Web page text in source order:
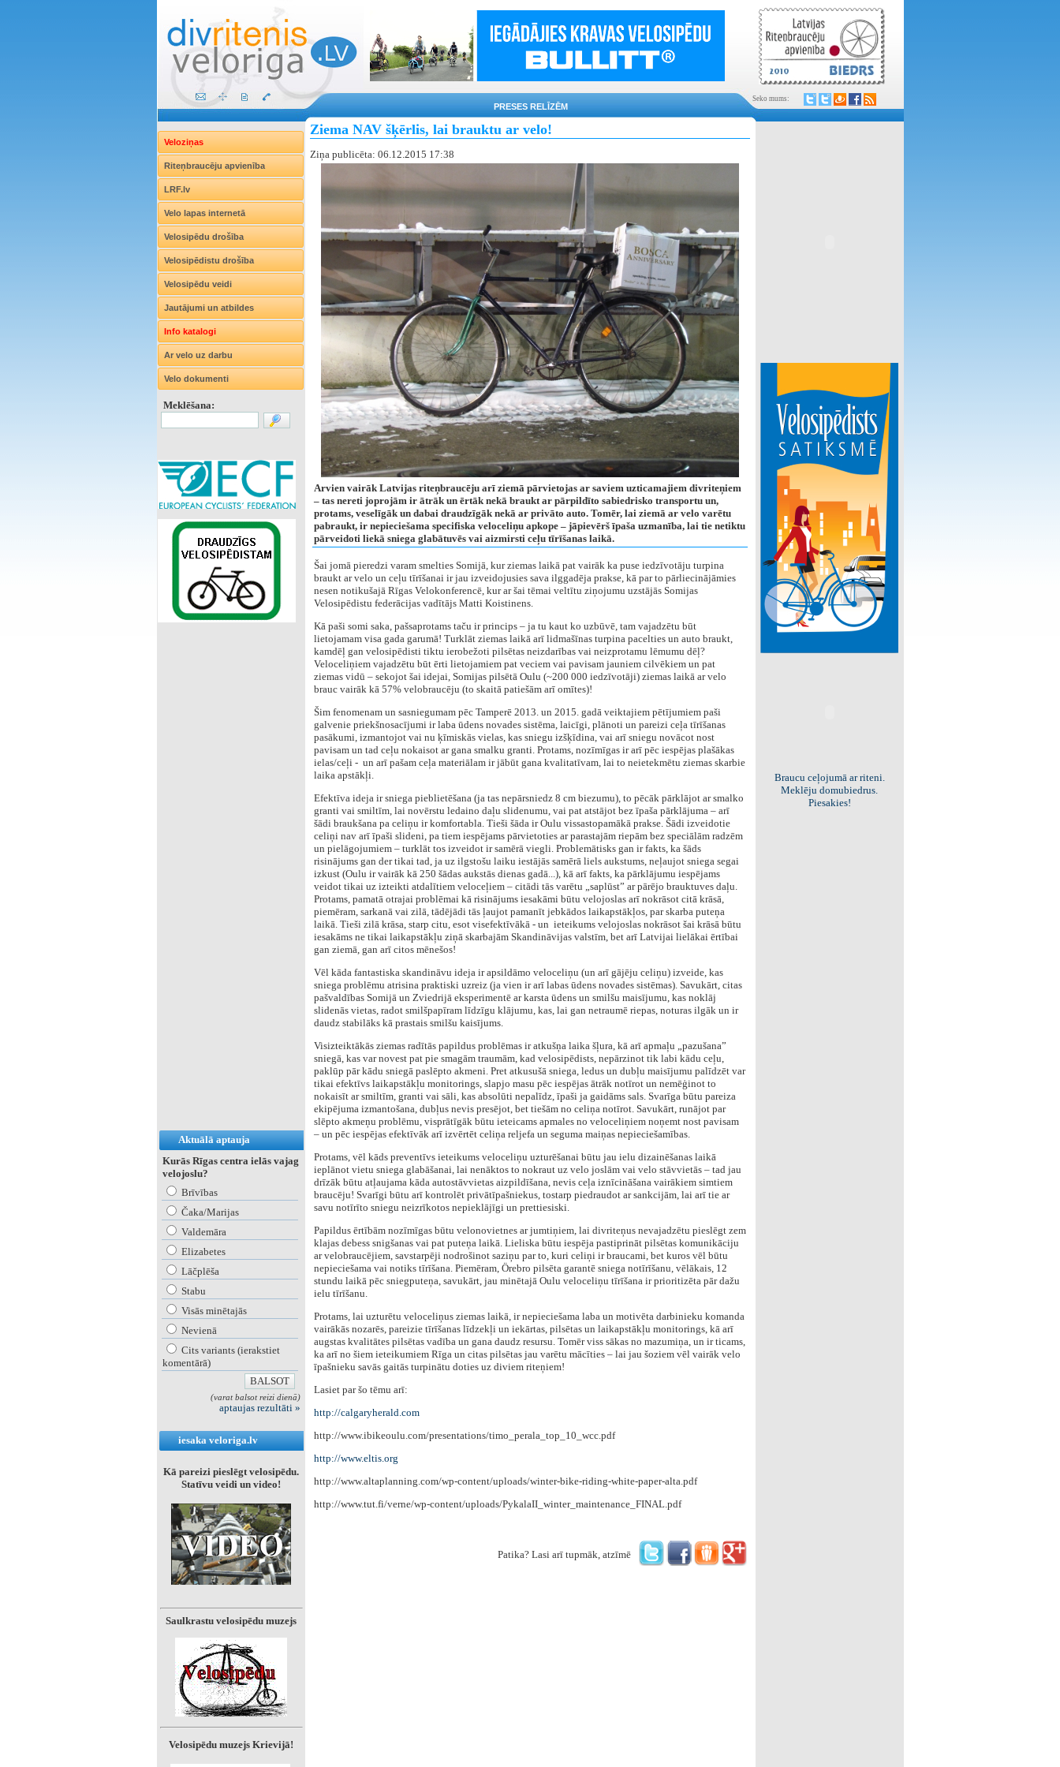
PRESES RELĪZĒM
Seko mums:
Veloziņas
Riteņbraucēju apvienība
LRF.lv
Velo lapas internetā
Velosipēdu drošība
Velosipēdistu drošība
Velosipēdu veidi
Jautājumi un atbildes
Info katalogi
Ar velo uz darbu
Velo dokumenti
Meklēšana:
Aktuālā aptauja
Kurās Rīgas centra ielās vajag
velojoslu?
Brīvības
Čaka/Marijas
Valdemāra
Elizabetes
Lāčplēša
Stabu
Visās minētajās
Nevienā
Cits variants (ierakstiet
komentārā)
(varat balsot reizi dienā)
aptaujas rezultāti »
iesaka veloriga.lv
Kā pareizi pieslēgt velosipēdu.
Statīvu veidi un video!
Saulkrastu velosipēdu muzejs
Velosipēdu muzejs Krievijā!
Ziema NAV šķērlis, lai brauktu ar velo!
Ziņa publicēta: 06.12.2015 17:38
Arvien vairāk Latvijas riteņbraucēju arī ziemā pārvietojas ar saviem uzticamajiem divriteņiem
– tas nereti joprojām ir ātrāk un ērtāk nekā braukt ar pārpildīto sabiedrisko transportu un,
protams, veselīgāk un dabai draudzīgāk nekā ar privāto auto. Tomēr, lai ziemā ar velo varētu
pabraukt, ir nepieciešama specifiska veloceliņu apkope – jāpievērš īpaša uzmanība, lai tie netiktu
pārveidoti liekā sniega glabātuvēs vai aizmirsti ceļu tīrīšanas laikā.
Šai jomā pieredzi varam smelties Somijā, kur ziemas laikā pat vairāk ka puse iedzīvotāju turpina
braukt ar velo un ceļu tīrīšanai ir jau izveidojusies sava ilggadēja prakse, kā par to pārliecinājāmies
nesen notikušajā Rīgas Velokonferencē, kur ar šai tēmai veltītu ziņojumu uzstājās Somijas
Velosipēdistu federācijas vadītājs Matti Koistinens.
‌Kā paši somi saka, pašsaprotams taču ir princips – ja tu kaut ko uzbūvē, tam vajadzētu būt
lietojamam visa gada garumā! Turklāt ziemas laikā arī lidmašīnas turpina pacelties un auto braukt,
kamdēļ gan velosipēdisti tiktu ierobežoti pilsētas neizdarības vai neizprotamu lēmumu dēļ?
Veloceliņiem vajadzētu būt ērti lietojamiem pat veciem vai pavisam jauniem cilvēkiem un pat
ziemas vidū – sekojot šai idejai, Somijas pilsētā Oulu (~200 000 iedzīvotāji) ziemas laikā ar velo
brauc vairāk kā 57% velobraucēju (to skaitā patiešām arī omītes)!
‌Šim fenomenam un sasniegumam pēc Tamperē 2013. un 2015. gadā veiktajiem pētījumiem paši
galvenie priekšnosacījumi ir laba ūdens novades sistēma, laicīgi, plānoti un pareizi ceļa tīrīšanas
pasākumi, izmantojot vai nu ķīmiskās vielas, kas sniegu izšķīdina, vai arī sniegu novācot nost
pavisam un tad ceļu nokaisot ar gana smalku granti. Protams, nozīmīgas ir arī pēc iespējas plašākas
ielas/ceļi - un arī pašam ceļa materiālam ir jābūt gana kvalitatīvam, lai to neietekmētu ziemas skarbie
laika apstākļi.
‌Efektīva ideja ir sniega pieblietēšana (ja tas nepārsniedz 8 cm biezumu), to pēcāk pārklājot ar smalko
granti vai smiltīm, lai novērstu ledaino daļu slidenumu, vai pat atstājot bez īpaša pārklājuma – arī
šādi braukšana pa celiņu ir komfortabla. Tieši šāda ir Oulu vissastopamākā prakse. Šādi izveidotie
celiņi nav arī īpaši slideni, pa tiem iespējams pārvietoties ar parastajām riepām bez speciālām radzēm
un pielāgojumiem – turklāt tos izveidot ir samērā viegli. Problemātisks gan ir fakts, ka šāds
risinājums gan der tikai tad, ja uz ilgstošu laiku iestājās samērā liels aukstums, neļaujot sniega segai
izkust (Oulu ir vairāk kā 250 šādas aukstās dienas gadā...), kā arī fakts, ka pārklājumu iespējams
veidot tikai uz izteikti atdalītiem veloceļiem – citādi tās varētu „saplūst” ar pārējo brauktuves daļu.
Protams, pamatā otrajai problēmai kā risinājums iesakāmi būtu velojoslas arī nokrāsot citā krāsā,
piemēram, sarkanā vai zilā, tādējādi tās ļaujot pamanīt jebkādos laikapstākļos, par skarba puteņa
laikā. Tieši zilā krāsa, starp citu, esot visefektīvākā - un ieteikums velojoslas nokrāsot šai krāsā būtu
iesakāms ne tikai laikapstākļu ziņā skarbajām Skandināvijas valstīm, bet arī Latvijai lielākai ērtībai
gan ziemā, gan arī citos mēnešos!
‌Vēl kāda fantastiska skandināvu ideja ir apsildāmo veloceliņu (un arī gājēju celiņu) izveide, kas
sniega problēmu atrisina praktiski uzreiz (ja vien ir arī labas ūdens novades sistēmas). Savukārt, citas
pašvaldības Somijā un Zviedrijā eksperimentē ar karsta ūdens un smilšu maisījumu, kas noklāj
slidenās vietas, radot smilšpapīram līdzīgu klājumu, kas, lai gan netraumē riepas, noturas ilgāk un ir
daudz stabilāks kā prastais smilšu kaisījums.
‌Visizteiktākās ziemas radītās papildus problēmas ir atkušņa laika šļura, kā arī apmaļu „pazušana”
sniegā, kas var novest pat pie smagām traumām, kad velosipēdists, nepārzinot tik labi kādu ceļu,
paklūp pār kādu sniegā paslēpto akmeni. Pret atkusušā sniega, ledus un dubļu maisījumu palīdzēt var
tikai efektīvs laikapstākļu monitorings, slapjo masu pēc iespējas ātrāk notīrot un nemēģinot to
nokaisīt ar smiltīm, granti vai sāli, kas absolūti nepalīdz, īpaši ja gaidāms sals. Svarīga būtu pareiza
ekipējuma izmantošana, dubļus nevis presējot, bet tiešām no celiņa notīrot. Savukārt, runājot par
slēpto akmeņu problēmu, visprātīgāk būtu ieteicams apmales no veloceliņiem noņemt nost pavisam
– un pēc iespējas efektīvāk arī izvērtēt celiņa reljefa un seguma maiņas nepieciešamības.
‌Protams, vēl kāds preventīvs ieteikums veloceliņu uzturēšanai būtu jau ielu dizainēšanas laikā
ieplānot vietu sniega glabāšanai, lai nenāktos to nokraut uz velo joslām vai velo stāvvietās – tad jau
drīzāk būtu atļaujama kāda autostāvvietas aizpildīšana, nevis ceļa iznīcināšana vairākiem simtiem
braucēju! Svarīgi būtu arī kontrolēt privātīpašniekus, tostarp piedraudot ar sankcijām, lai arī tie ar
savu notīrīto sniegu neizrīkotos nepieklājīgi un prettiesiski.
‌Papildus ērtībām nozīmīgas būtu velonovietnes ar jumtiņiem, lai divriteņus nevajadzētu pieslēgt zem
klajas debess snigšanas vai pat puteņa laikā. Lieliska būtu iespēja pastiprināt pilsētas komunikāciju
ar velobraucējiem, savstarpēji nodrošinot saziņu par to, kuri celiņi ir braucami, bet kuros vēl būtu
nepieciešama vai notiks tīrīšana. Piemēram, Örebro pilsēta garantē sniega notīrīšanu, vēlākais, 12
stundu laikā pēc sniegputeņa, savukārt, jau minētajā Oulu veloceliņu tīrīšana ir prioritizēta pār dažu
ielu tīrīšanu.
‌Protams, lai uzturētu veloceliņus ziemas laikā, ir nepieciešama laba un motivēta darbinieku komanda
vairākās nozarēs, pareizie tīrīšanas līdzekļi un iekārtas, pilsētas un laikapstākļu monitorings, kā arī
augstas kvalitātes pilsētas vadība un gana daudz resursu. Tomēr viss sākas no mazumiņa, un ir ticams,
ka arī no šiem ieteikumiem Rīga un citas pilsētas jau varētu mācīties – lai jau šoziem vēl vairāk velo
īpašnieku savās gaitās turpinātu doties uz diviem riteņiem!
‌Lasiet par šo tēmu arī:
http://calgaryherald.com
‌http://www.ibikeoulu.com/presentations/timo_perala_top_10_wcc.pdf
http://www.eltis.org
‌http://www.altaplanning.com/wp-content/uploads/winter-bike-riding-white-paper-alta.pdf
‌http://www.tut.fi/verne/wp-content/uploads/PykalaII_winter_maintenance_FINAL.pdf
Patika? Lasi arī tupmāk, atzīmē
Braucu ceļojumā ar riteni.
Meklēju domubiedrus.
Piesakies!